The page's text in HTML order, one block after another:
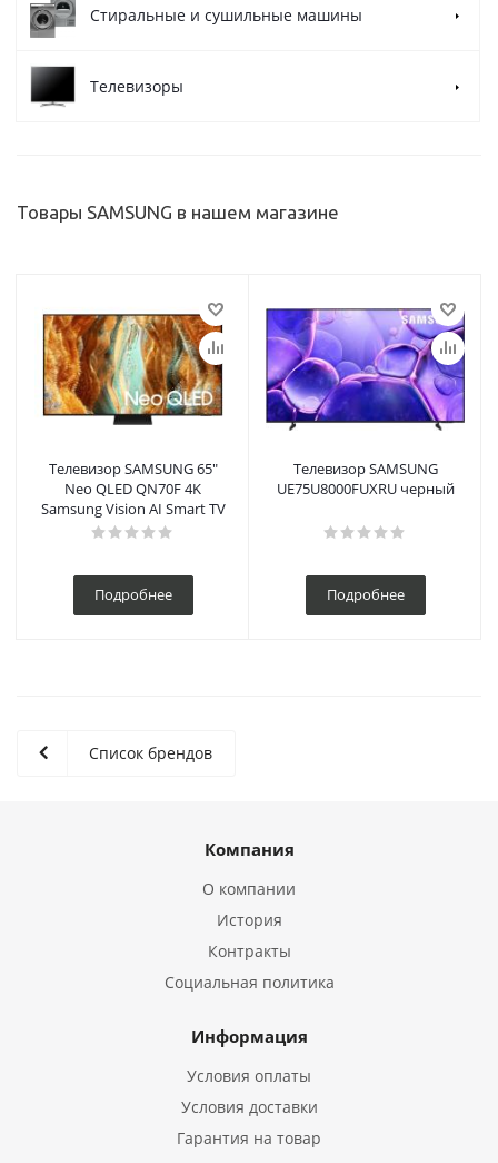
Стиральные и сушильные машины
Телевизоры
Товары SAMSUNG в нашем магазине
Телевизор SAMSUNG 65"
Neo QLED QN70F 4K
Samsung Vision AI Smart TV
Подробнее
Телевизор SAMSUNG
UE75U8000FUXRU черный
Подробнее
Список брендов
Компания
О компании
История
Контракты
Социальная политика
Информация
Условия оплаты
Условия доставки
Гарантия на товар